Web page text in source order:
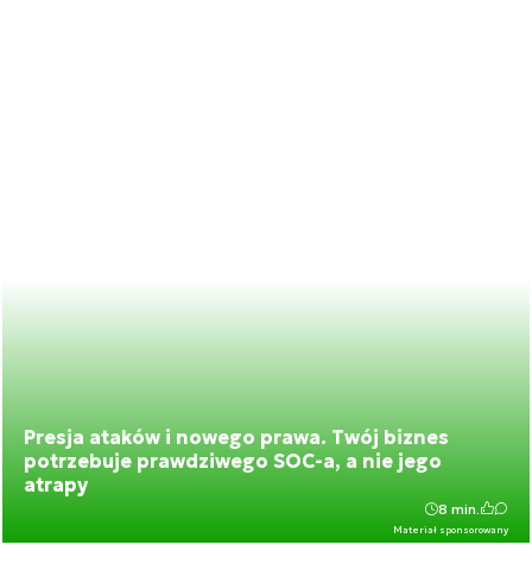
Presja ataków i nowego prawa. Twój biznes
potrzebuje prawdziwego SOC-a, a nie jego
atrapy
Materiał sponsorowany
8 min.